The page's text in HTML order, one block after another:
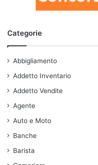
Categorie
Abbigliamento
Addetto Inventario
Addetto Vendite
Agente
Auto e Moto
Banche
Barista